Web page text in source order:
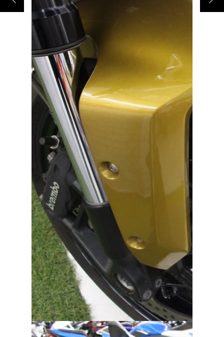
お客様のご希望に沿ったお見積もりを作
成することも可能です！
是非、「お問い合わせ・来店予約」ボタ
ンよりお気軽にご依頼ください。